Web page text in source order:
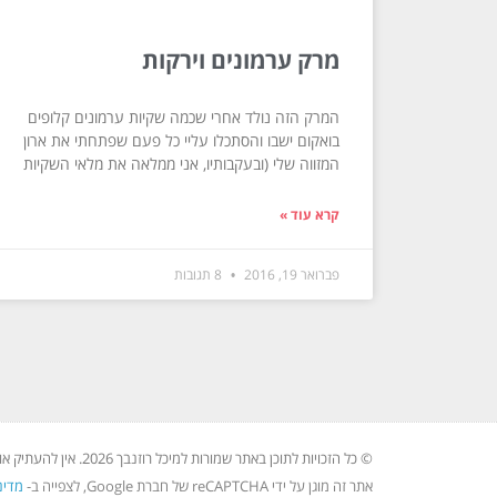
מרק ערמונים וירקות
המרק הזה נולד אחרי שכמה שקיות ערמונים קלופים
בואקום ישבו והסתכלו עליי כל פעם שפתחתי את ארון
המזווה שלי (ובעקבותיו, אני ממלאה את מלאי השקיות
קרא עוד »
פברואר 19, 2016
© כל הזכויות לתוכן באתר שמורות למיכל רוזנבך 2026. אין להעתיק או לשכפל ללא רשות בכתב.
אתר זה מוגן על ידי reCAPTCHA של חברת Google, לצפייה ב-